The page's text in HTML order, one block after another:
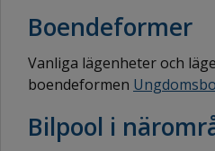
Boendeformer
Vanliga lägenheter och
boendeformen
Bilpool i